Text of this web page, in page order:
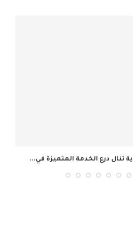
تنال درع الخدمة المتميزة في...